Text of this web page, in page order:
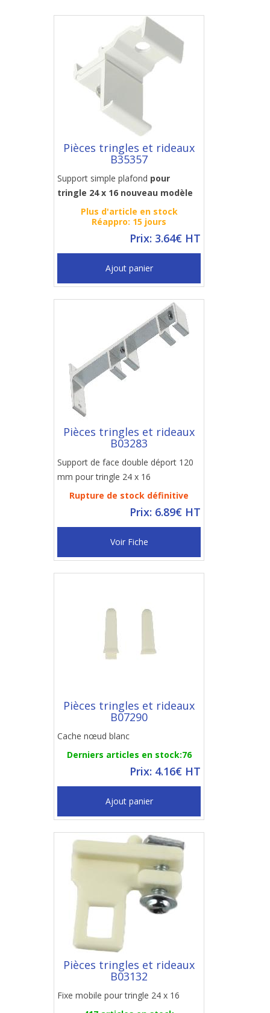
Pièces tringles et rideaux
B35357
Support simple plafond pour
tringle 24 x 16 nouveau modèle
Plus d'article en stock
Réappro: 15 jours
Prix: 3.64€ HT
Ajout panier
Pièces tringles et rideaux
B03283
Support de face double déport 120
mm pour tringle 24 x 16
Rupture de stock définitive
Prix: 6.89€ HT
Voir Fiche
Pièces tringles et rideaux
B07290
Cache nœud blanc
Derniers articles en stock:76
Prix: 4.16€ HT
Ajout panier
Pièces tringles et rideaux
B03132
Fixe mobile pour tringle 24 x 16